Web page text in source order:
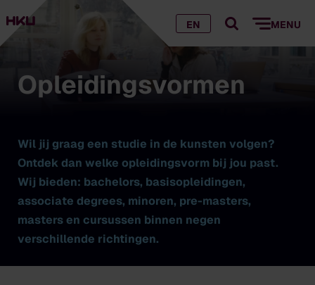
EN MENU
Opleidingsvormen
Wil jij graag een studie in de kunsten volgen?
Ontdek dan welke opleidingsvorm bij jou past.
Wij bieden: bachelors, basisopleidingen,
associate degrees, minoren, pre-masters,
masters en cursussen binnen negen
verschillende richtingen.